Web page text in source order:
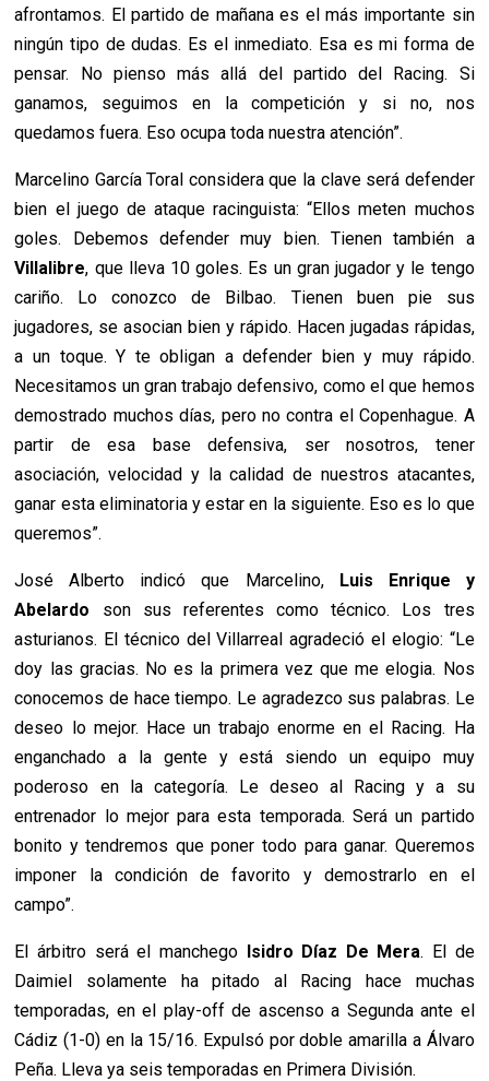
afrontamos. El partido de mañana es el más importante sin
ningún tipo de dudas. Es el inmediato. Esa es mi forma de
pensar. No pienso más allá del partido del Racing. Si
ganamos, seguimos en la competición y si no, nos
quedamos fuera. Eso ocupa toda nuestra atención”.
Marcelino García Toral considera que la clave será defender
bien el juego de ataque racinguista: “Ellos meten muchos
goles. Debemos defender muy bien. Tienen también a
Villalibre, que lleva 10 goles. Es un gran jugador y le tengo
cariño. Lo conozco de Bilbao. Tienen buen pie sus
jugadores, se asocian bien y rápido. Hacen jugadas rápidas,
a un toque. Y te obligan a defender bien y muy rápido.
Necesitamos un gran trabajo defensivo, como el que hemos
demostrado muchos días, pero no contra el Copenhague. A
partir de esa base defensiva, ser nosotros, tener
asociación, velocidad y la calidad de nuestros atacantes,
ganar esta eliminatoria y estar en la siguiente. Eso es lo que
queremos”.
José Alberto indicó que Marcelino,Luis Enrique y
Abelardo son sus referentes como técnico. Los tres
asturianos. El técnico del Villarreal agradeció el elogio: “Le
doy las gracias. No es la primera vez que me elogia. Nos
conocemos de hace tiempo. Le agradezco sus palabras. Le
deseo lo mejor. Hace un trabajo enorme en el Racing. Ha
enganchado a la gente y está siendo un equipo muy
poderoso en la categoría. Le deseo al Racing y a su
entrenador lo mejor para esta temporada. Será un partido
bonito y tendremos que poner todo para ganar. Queremos
imponer la condición de favorito y demostrarlo en el
campo”.
El árbitro será el manchego Isidro Díaz De Mera. El de
Daimiel solamente ha pitado al Racing hace muchas
temporadas, en el play-off de ascenso a Segunda ante el
Cádiz (1-0) en la 15/16. Expulsó por doble amarilla a Álvaro
Peña. Lleva ya seis temporadas en Primera División.